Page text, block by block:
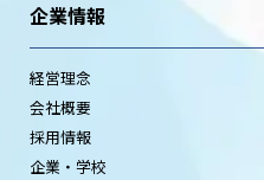
企業情報
経営理念
会社概要
採用情報
企業・学校